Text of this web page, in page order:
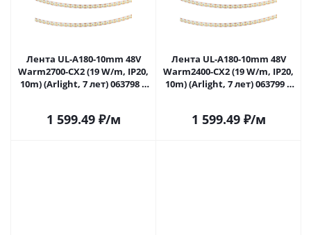
Лента UL-A180-10mm 48V
Warm2700-CX2 (19 W/m, IP20,
10m) (Arlight, 7 лет) 063798 в
1 599.49₽/м
Лента UL-A180-10mm 48V
Warm2400-CX2 (19 W/m, IP20,
10m) (Arlight, 7 лет) 063799 в
1 599.49₽/м